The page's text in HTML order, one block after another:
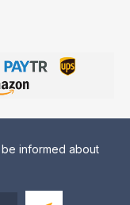
informed about